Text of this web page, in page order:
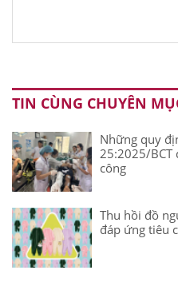
TIN CÙNG CHUYÊN
Những quy
25:2025/BCT
công
Thu hồi đồ
đáp ứng tiêu